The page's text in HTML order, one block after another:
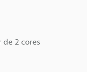
de 2 cores